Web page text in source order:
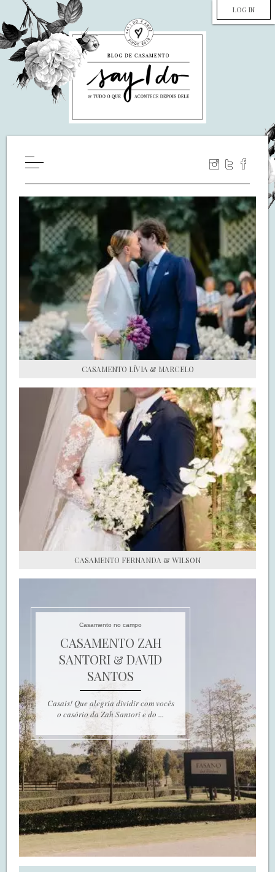
LOG IN
WILL YOU MARRY ME?
LUA DE MEL
COZINHA
DECORAÇÃO
DE NOIVA PRA NOIVA
S.O.S CASADAS
FALE COM O SAY I DO
CASAMENTO LÍVIA & MARCELO
CASAMENTO FERNANDA & WILSON
Casamento no campo
CASAMENTO ZAH
SANTORI & DAVID
SANTOS
Casais! Que alegria dividir com vocês
o casório da Zah Santori e do ...